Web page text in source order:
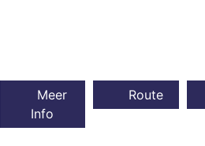
Meer
Info
Route